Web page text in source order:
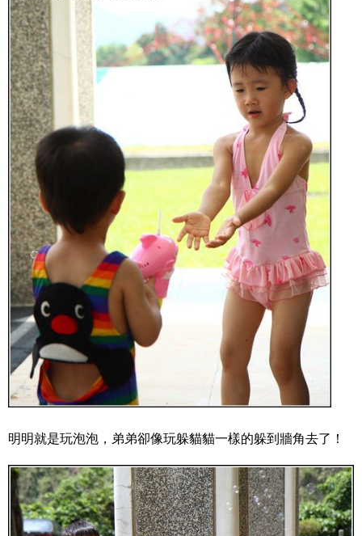
明明就是玩泡泡，弟弟卻像玩躲貓貓一樣的躲到牆角去了！